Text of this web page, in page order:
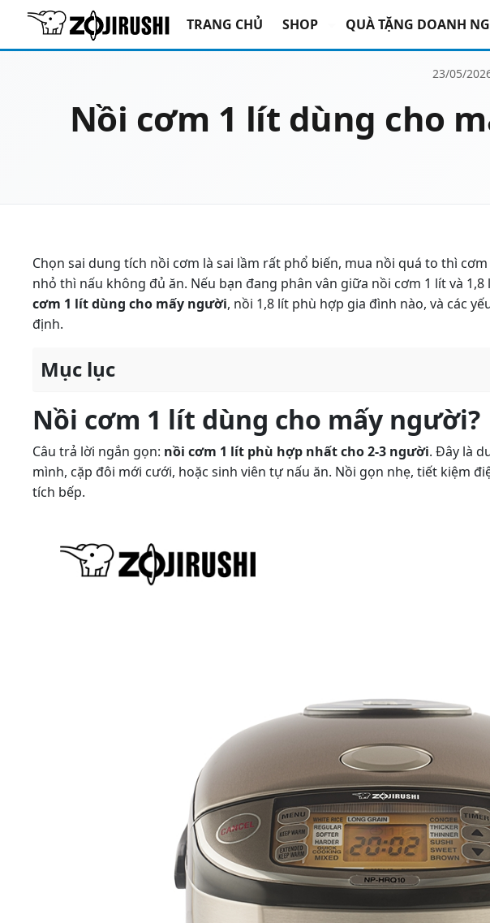
TRANG CHỦ SHOP QUÀ TẶNG DOANH
23/05/
Nồi cơm 1 lít dùng cho
Chọn sai dung tích nồi cơm là sai lầm rất phổ biến, mua nồi quá to thì
nhỏ thì nấu không đủ ăn. Nếu bạn đang phân vân giữa nồi cơm 1 lít và
cơm 1 lít dùng cho mấy người, nồi 1,8 lít phù hợp gia đình nào, và các
định.
Mục lục
Nồi cơm 1 lít dùng cho mấy người?
Câu trả lời ngắn gọn: nồi cơm 1 lít phù hợp nhất cho 2-3 người. Đây là
mình, cặp đôi mới cưới, hoặc sinh viên tự nấu ăn. Nồi gọn nhẹ, tiết kiệm
tích bếp.